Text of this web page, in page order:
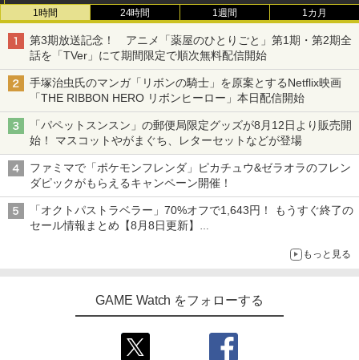
1時間 24時間 1週間 1カ月
第3期放送記念！ アニメ「薬屋のひとりごと」第1期・第2期全
話を「TVer」にて期間限定で順次無料配信開始
手塚治虫氏のマンガ「リボンの騎士」を原案とするNetflix映画
「THE RIBBON HERO リボンヒーロー」本日配信開始
「パペットスンスン」の郵便局限定グッズが8月12日より販売開
始！ マスコットやがまぐち、レターセットなどが登場
ファミマで「ポケモンフレンダ」ピカチュウ&ゼラオラのフレン
ダピックがもらえるキャンペーン開催！
「オクトパストラベラー」70%オフで1,643円！ もうすぐ終了の
セール情報まとめ【8月8日更新】
もっと見る
GAME Watch をフォローする